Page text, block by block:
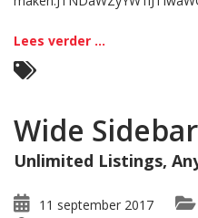
Lees verder ...
Wide
Unlimited Listings,
11 september 2017